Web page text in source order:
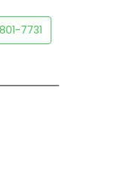
7731